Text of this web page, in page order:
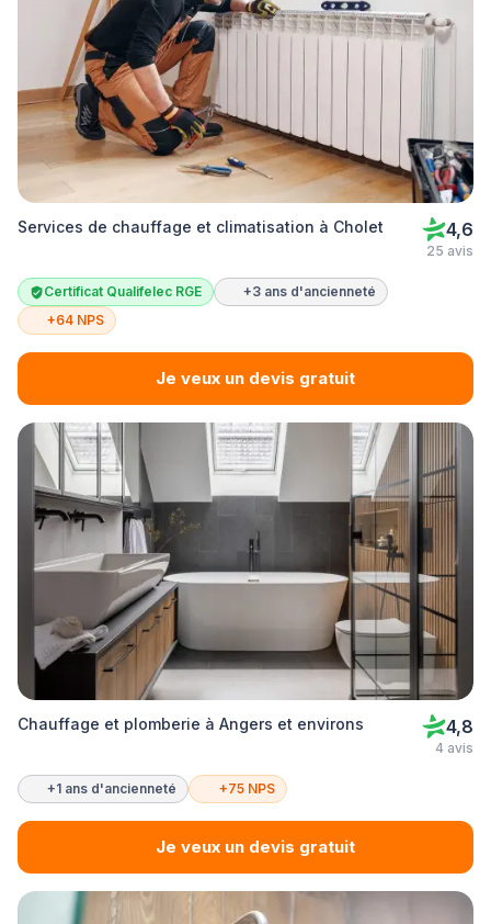
Services de chauffage et climatisation à Cholet 4,6
25 avis
Certificat Qualifelec RGE
+3 ans d'ancienneté
+64 NPS
Je veux un devis gratuit
Chauffage et plomberie à Angers et environs 4,8
4 avis
+1 ans d'ancienneté +75 NPS
Je veux un devis gratuit